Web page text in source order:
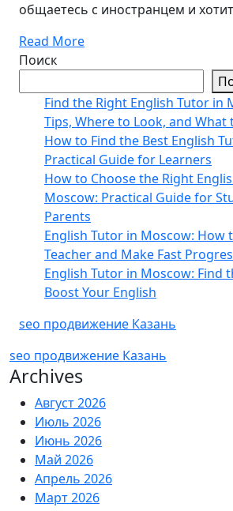
общаетесь с иностранцем и
Read More
Поиск
Find the Right English Tutor in
Tips, Where to Look, and What
How to Find the Best English
Practical Guide for Learners
How to Choose the Right
Moscow: Practical Guide for
Parents
English Tutor in Moscow: How
Teacher and Make Fast
English Tutor in Moscow: Find
Boost Your English
seo продвижение Казань
seo продвижение Казань
Archives
Август 2026
Июль 2026
Июнь 2026
Май 2026
Апрель 2026
Март 2026